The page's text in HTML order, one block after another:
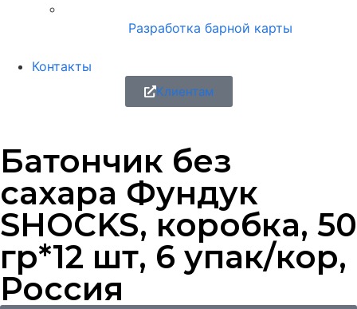
Разработка барной карты
Контакты
Клиентам
Батончик без
сахара Фундук
SHOCKS, коробка, 50
гр*12 шт, 6 упак/кор,
Россия